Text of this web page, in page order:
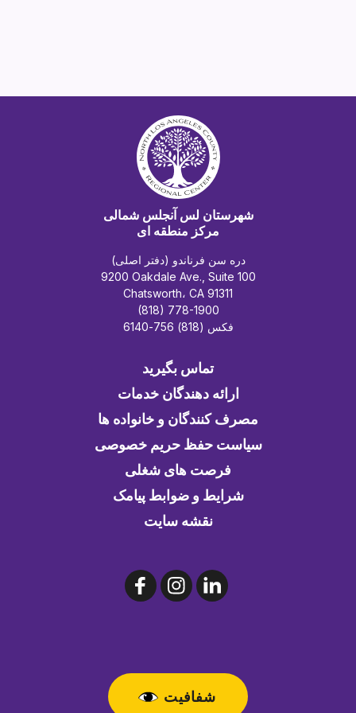
شهرستان لس آنجلس شمالی
مرکز منطقه ای
دره سن فرناندو (دفتر اصلی)
9200 Oakdale Ave., Suite 100
Chatsworth، CA 91311
(818) 778-1900
فکس (818) 756-6140
تماس بگیرید
ارائه دهندگان خدمات
مصرف کنندگان و خانواده ها
سیاست حفظ حریم خصوصی
فرصت های شغلی
شرایط و ضوابط پیامک
نقشه سایت
شفافیت